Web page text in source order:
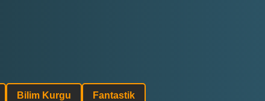
Bilim Kurgu Fantastik